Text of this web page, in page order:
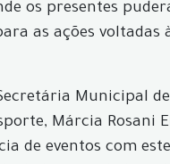
os presentes
as ações voltadas
Municipal
Márcia Rosani
de eventos com